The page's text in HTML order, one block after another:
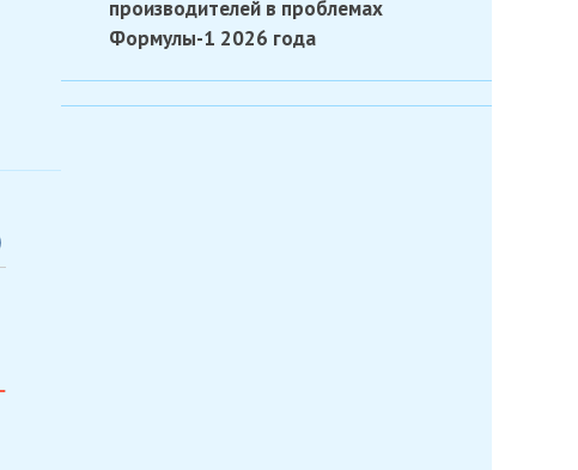
производителей в проблемах
Формулы-1 2026 года